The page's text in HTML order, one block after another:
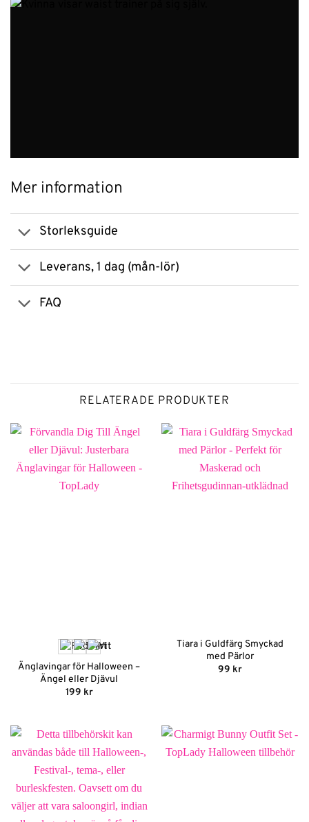
Mer information
Storleksguide
Leverans, 1 dag (mån-lör)
FAQ
RELATERADE PRODUKTER
Änglavingar för Halloween –
Ängel eller Djävul
199 kr
Tiara i Guldfärg Smyckad
med Pärlor
99 kr